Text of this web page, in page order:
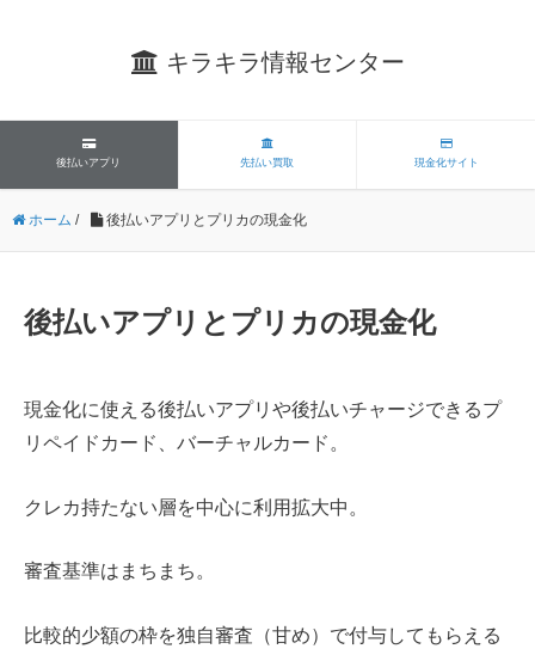
キラキラ情報センター
後払いアプリ 先払い買取 現金化サイト
ホーム / 後払いアプリとプリカの現金化
後払いアプリとプリカの現金化
現金化に使える後払いアプリや後払いチャージできるプ
リペイドカード、バーチャルカード。
クレカ持たない層を中心に利用拡大中。
審査基準はまちまち。
比較的少額の枠を独自審査（甘め）で付与してもらえる